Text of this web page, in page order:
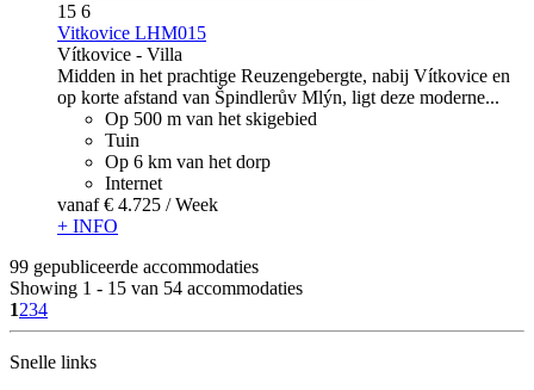
15 6
Vitkovice LHM015
Vítkovice - Villa
Midden in het prachtige Reuzengebergte, nabij Vítkovice en
op korte afstand van Špindlerův Mlýn, ligt deze moderne...
Op 500 m van het skigebied
Tuin
Op 6 km van het dorp
Internet
vanaf € 4.725 / Week
+ INFO
99 gepubliceerde accommodaties
Showing 1 - 15 van 54 accommodaties
1234
Snelle links